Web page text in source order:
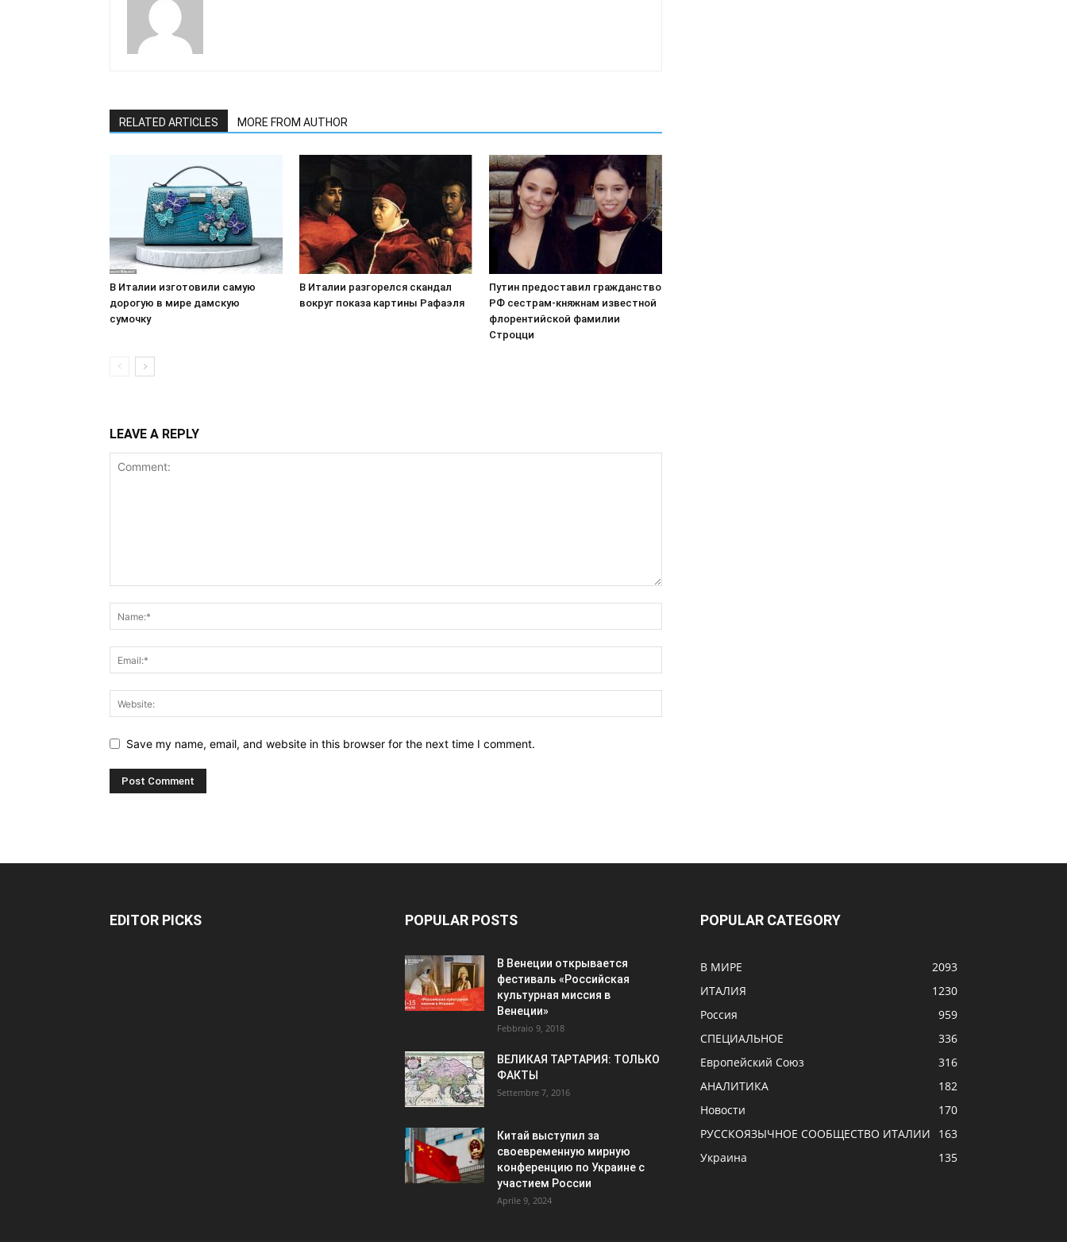
RELATED ARTICLES MORE FROM AUTHOR
В Италии изготовили самую
дорогую в мире дамскую
сумочку
В Италии разгорелся скандал
вокруг показа картины Рафаэля
Путин предоставил гражданство
РФ сестрам-княжнам известной
флорентийской фамилии
Строцци
LEAVE A REPLY
Save my name, email, and website in this browser for the next time I comment.
EDITOR PICKS POPULAR POSTS
В Венеции открывается
фестиваль «Российская
культурная миссия в
Венеции»
Febbraio 9, 2018
ВЕЛИКАЯ ТАРТАРИЯ: ТОЛЬКО
ФАКТЫ
Settembre 7, 2016
Китай выступил за
своевременную мирную
конференцию по Украине с
участием России
Aprile 9, 2024
POPULAR CATEGORY
В МИРЕ
2093
ИТАЛИЯ
1230
Россия
959
СПЕЦИАЛЬНОЕ
336
Европейский Союз
316
АНАЛИТИКА
182
Новости
170
РУССКОЯЗЫЧНОЕ CООБЩЕСТВО ИТАЛИИ
163
Украина
135